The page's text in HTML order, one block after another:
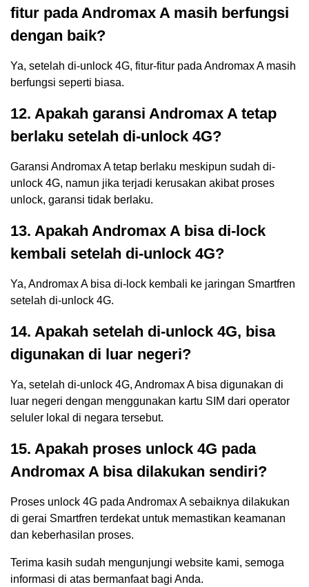
fitur pada Andromax A masih berfungsi
dengan baik?
Ya, setelah di-unlock 4G, fitur-fitur pada Andromax A masih
berfungsi seperti biasa.
12. Apakah garansi Andromax A tetap
berlaku setelah di-unlock 4G?
Garansi Andromax A tetap berlaku meskipun sudah di-
unlock 4G, namun jika terjadi kerusakan akibat proses
unlock, garansi tidak berlaku.
13. Apakah Andromax A bisa di-lock
kembali setelah di-unlock 4G?
Ya, Andromax A bisa di-lock kembali ke jaringan Smartfren
setelah di-unlock 4G.
14. Apakah setelah di-unlock 4G, bisa
digunakan di luar negeri?
Ya, setelah di-unlock 4G, Andromax A bisa digunakan di
luar negeri dengan menggunakan kartu SIM dari operator
seluler lokal di negara tersebut.
15. Apakah proses unlock 4G pada
Andromax A bisa dilakukan sendiri?
Proses unlock 4G pada Andromax A sebaiknya dilakukan
di gerai Smartfren terdekat untuk memastikan keamanan
dan keberhasilan proses.
Terima kasih sudah mengunjungi website kami, semoga
informasi di atas bermanfaat bagi Anda.